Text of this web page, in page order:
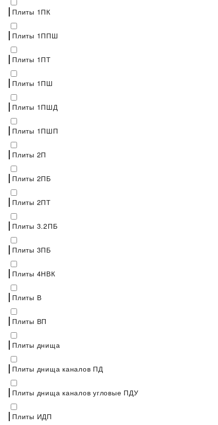
Плиты 1ПК
Плиты 1ППШ
Плиты 1ПТ
Плиты 1ПШ
Плиты 1ПШД
Плиты 1ПШП
Плиты 2П
Плиты 2ПБ
Плиты 2ПТ
Плиты 3.2ПБ
Плиты 3ПБ
Плиты 4НВК
Плиты В
Плиты ВП
Плиты днища
Плиты днища каналов ПД
Плиты днища каналов угловые ПДУ
Плиты ИДП